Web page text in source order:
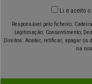
Li e aceito o
Responsável pelo ficheiro:
Legitimação: Consentimento;
Direitos: Aceder, retificar, apagar os
na